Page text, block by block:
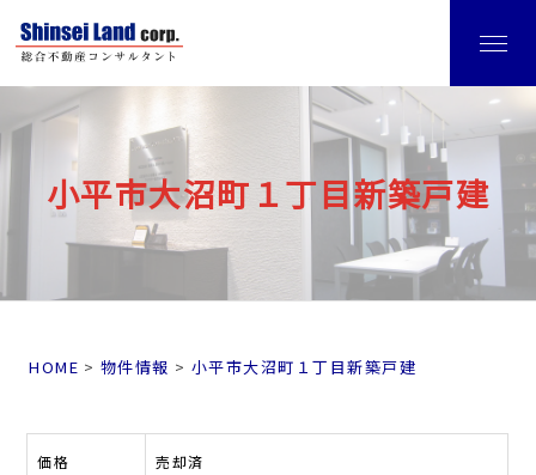
小平市大沼町１丁目新築戸建
HOME 物件情報 小平市大沼町１丁目新築戸建
価格 売却済